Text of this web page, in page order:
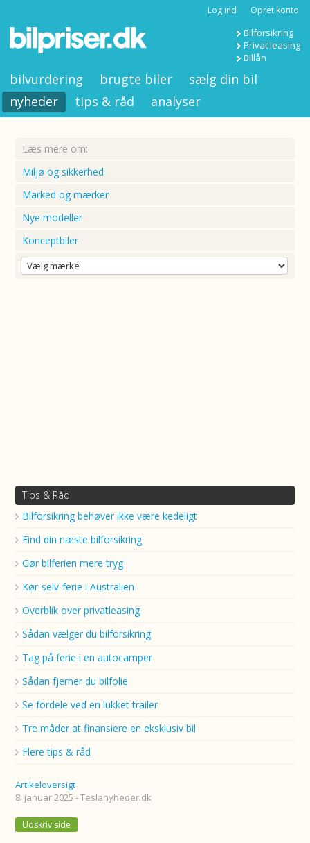
Log ind Opret konto
Bilforsikring
Privat leasing
Billån
bilvurdering brugte biler
sælg din bil
nyheder
tips & råd analyser
Læs mere om:
Miljø og sikkerhed
Marked og mærker
Nye modeller
Konceptbiler
Tips & Råd
Bilforsikring behøver ikke være kedeligt
Find din næste bilforsikring
Gør bilferien mere tryg
Kør-selv-ferie i Australien
Overblik over privatleasing
Sådan vælger du bilforsikring
Tag på ferie i en autocamper
Sådan fjerner du bilfolie
Se fordele ved en lukket trailer
Tre måder at finansiere en eksklusiv bil
Flere tips & råd
Artikeloversigt
8. januar 2025 - Teslanyheder.dk
Udskriv side